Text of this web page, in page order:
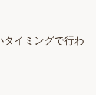
タイミングで行わ